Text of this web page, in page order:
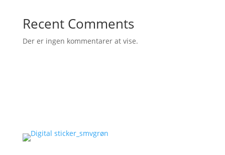
Recent Comments
Der er ingen kommentarer at vise.